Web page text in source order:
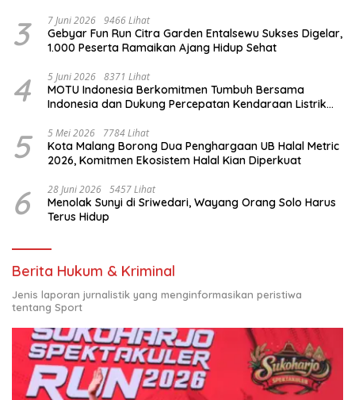
3 7 Juni 2026 9466 Lihat
Gebyar Fun Run Citra Garden Entalsewu Sukses Digelar,
1.000 Peserta Ramaikan Ajang Hidup Sehat
4 5 Juni 2026 8371 Lihat
MOTU Indonesia Berkomitmen Tumbuh Bersama
Indonesia dan Dukung Percepatan Kendaraan Listrik
5 5 Mei 2026 7784 Lihat
Kota Malang Borong Dua Penghargaan UB Halal Metric
2026, Komitmen Ekosistem Halal Kian Diperkuat
6 28 Juni 2026 5457 Lihat
Menolak Sunyi di Sriwedari, Wayang Orang Solo Harus
Terus Hidup
Berita Hukum & Kriminal
Jenis laporan jurnalistik yang menginformasikan peristiwa
tentang Sport